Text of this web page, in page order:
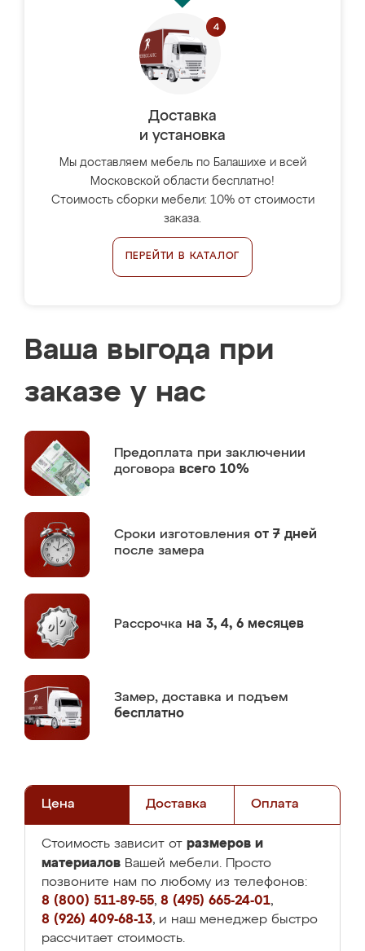
Доставка
и установка
Мы доставляем мебель по Балашихе и всей
Московской области бесплатно!
Стоимость сборки мебели: 10% от стоимости
заказа.
ПЕРЕЙТИ В КАТАЛОГ
Ваша выгода при
заказе у нас
Предоплата при заключении
договора всего 10%
Сроки изготовления от 7 дней
после замера
Рассрочка на 3, 4, 6 месяцев
Замер, доставка и подъем
бесплатно
Цена Доставка Оплата
Стоимость зависит от размеров и
материалов Вашей мебели. Просто
позвоните нам по любому из телефонов:
8 (800) 511-89-55, 8 (495) 665-24-01,
8 (926) 409-68-13, и наш менеджер быстро
рассчитает стоимость.